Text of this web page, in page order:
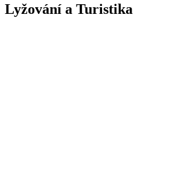
Lyžování a Turistika